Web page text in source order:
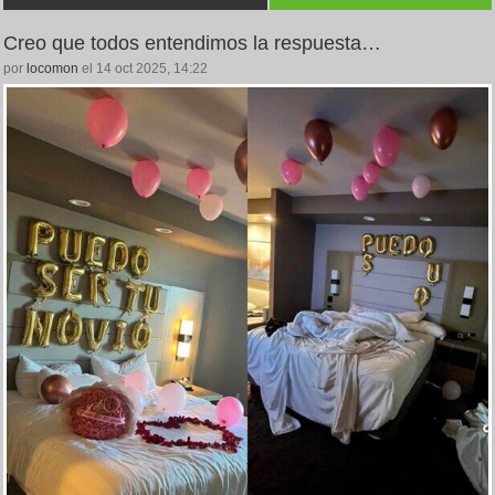
Creo que todos entendimos la respuesta…
por locomon el 14 oct 2025, 14:22